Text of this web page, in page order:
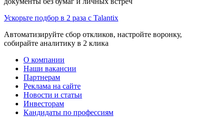
Ускорьте подбор в 2 раза с Talantix
Автоматизируйте сбор откликов, настройте воронку,
собирайте аналитику в 2 клика
О компании
Наши вакансии
Партнерам
Реклама на сайте
Новости и статьи
Инвесторам
Кандидаты по профессиям